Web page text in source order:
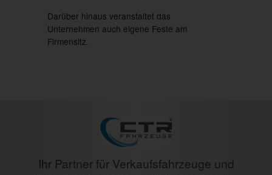
Darüber hinaus veranstaltet das
Unternehmen auch eigene Feste am
Firmensitz.
Ihr Partner für Verkaufsfahrzeuge und